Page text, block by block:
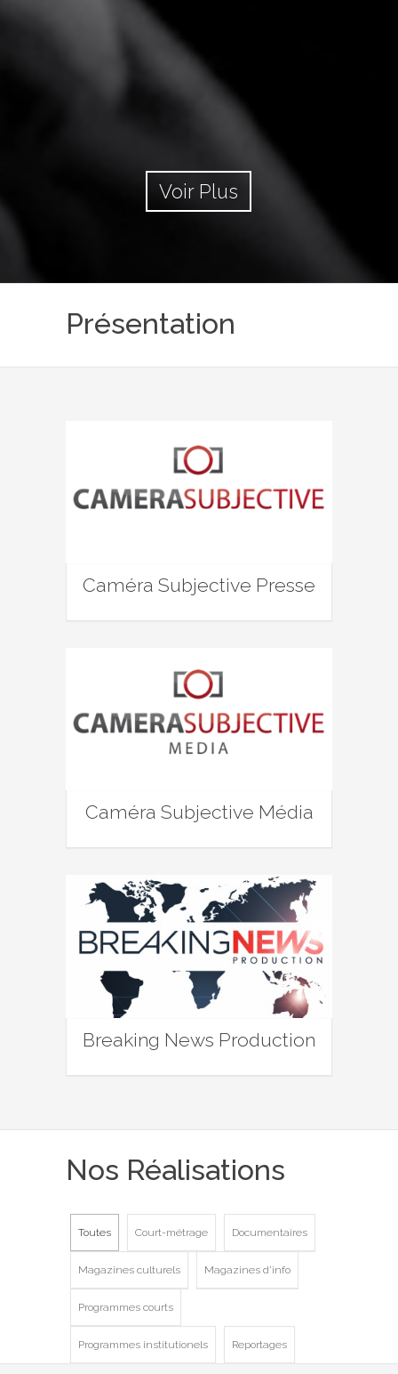
Voir Plus
Présentation
Caméra Subjective Presse
Caméra Subjective Média
Breaking News Production
Nos Réalisations
Toutes Court-métrage Documentaires
Magazines culturels Magazines d'info
Programmes courts
Programmes institutionels Reportages